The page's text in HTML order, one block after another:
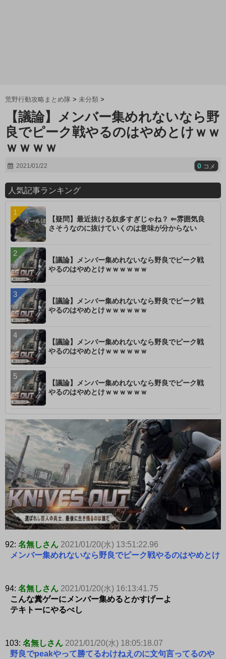
荒野行動攻略まとめ隊 > 未分類 >
【議論】メンバー集めれないなら野
良でピーク戦やるのはやめとけｗｗ
ｗｗｗｗ
2021/01/22 0 コメ
人気記事ランキング
【疑問】最近抜ける奴多すぎじゃね？ ⇐雰囲気良
さそうなのに抜けていくのは意味が分からない
【議論】メンバー集めれないなら野良でピーク戦
やるのはやめとけｗｗｗｗｗｗ
【議論】メンバー集めれないなら野良でピーク戦
やるのはやめとけｗｗｗｗｗｗ
【議論】メンバー集めれないなら野良でピーク戦
やるのはやめとけｗｗｗｗｗｗ
【議論】メンバー集めれないなら野良でピーク戦
やるのはやめとけｗｗｗｗｗｗ
92: 名無しさん 2021/01/20(水) 13:51:22.96
メンバー集めれないなら野良でピーク戦やるのはやめとけ
94: 名無しさん 2021/01/20(水) 16:13:41.75
こんな糞ゲーにメンバー集めるとかすげーよ
テキトーにやるべし
103: 名無しさん 2021/01/20(水) 18:05:18.07
野良でpeakやって勝てるわけねえのに文句言ってるのや